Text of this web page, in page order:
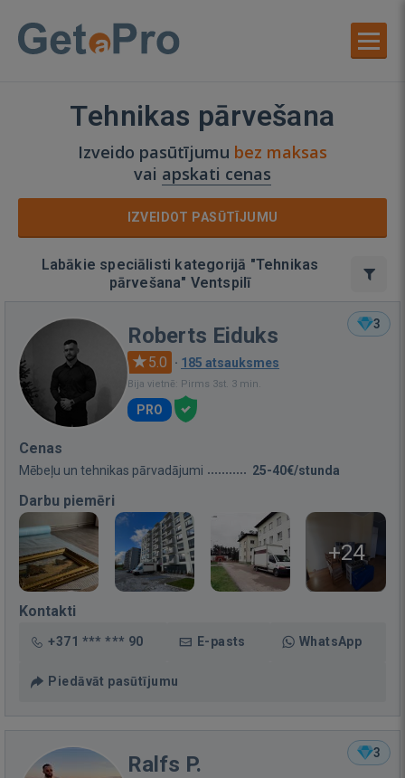
Tehnikas pārvešana
Izveido pasūtījumu bez maksas
vai apskati cenas
IZVEIDOT PASŪTĪJUMU
Labākie speciālisti kategorijā "Tehnikas
pārvešana" Ventspilī
3
Roberts Eiduks
5.0 · 185 atsauksmes
Bija vietnē: Pirms 3st. 3 min.
PRO
Cenas
Mēbeļu un tehnikas pārvadājumi 25-40€/stunda
Darbu piemēri
+24
Kontakti
+371 *** *** 90 E-pasts WhatsApp
Piedāvāt pasūtījumu
3
Ralfs P.